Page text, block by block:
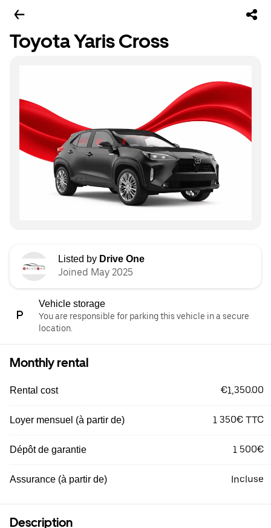
Toyota Yaris Cross
Listed by Drive One
Joined May 2025
Vehicle storage
You are responsible for parking this vehicle in a secure
location.
Monthly rental
Rental cost €1,350.00
Loyer mensuel (à partir de) 1 350€ TTC
Dépôt de garantie 1 500€
Assurance (à partir de) Incluse
Description